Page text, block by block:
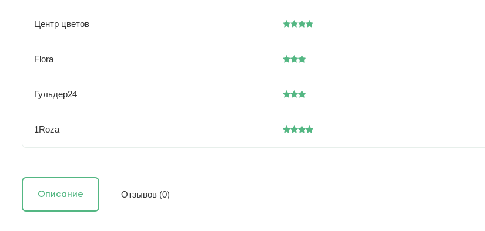
Центр цветов
Flora
Гульдер24
1Roza
Описание Отзывов (0)